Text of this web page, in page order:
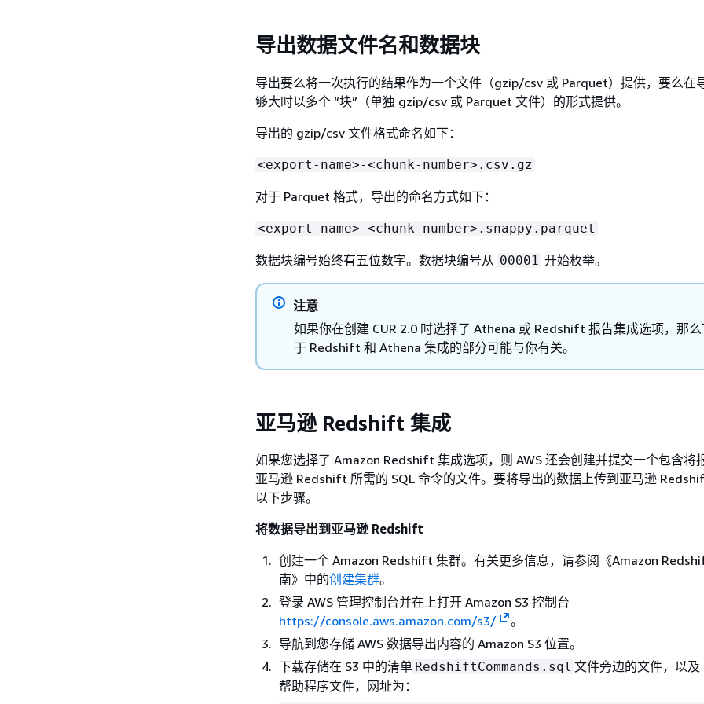
导出数据文件名和数据块
导出要么将一次执行的结果作为一个文件（gzip/csv 或 Parquet）提供，要么在
够大时以多个 “块”（单独 gzip/csv 或 Parquet 文件）的形式提供。
导出的 gzip/csv 文件格式命名如下：
<export-name>-<chunk-number>.csv.gz
对于 Parquet 格式，导出的命名方式如下：
<export-name>-<chunk-number>.snappy.parquet
数据块编号始终有五位数字。数据块编号从 00001 开始枚举。
注意
如果你在创建 CUR 2.0 时选择了 Athena 或 Redshift 报告集成选项，那
于 Redshift 和 Athena 集成的部分可能与你有关。
亚马逊 Redshift 集成
如果您选择了 Amazon Redshift 集成选项，则 AWS 还会创建并提交一个包含将
亚马逊 Redshift 所需的 SQL 命令的文件。要将导出的数据上传到亚马逊
以下步骤。
将数据导出到亚马逊 Redshift
创建一个 Amazon Redshift 集群。有关更多信息，请参阅《Amazon
南》中的创建集群。
登录 AWS 管理控制台并在上打开 Amazon S3 控制台
https://console.aws.amazon.com/s3/
。
导航到您存储 AWS 数据导出内容的 Amazon S3 位置。
下载存储在 S3 中的清单 RedshiftCommands.sql 文件旁边的文件，以
帮助程序文件，网址为：